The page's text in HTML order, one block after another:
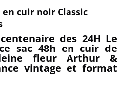
en cuir noir Classic
des 24H Le
sac 48h en cuir de
fleur Arthur &
vintage et format